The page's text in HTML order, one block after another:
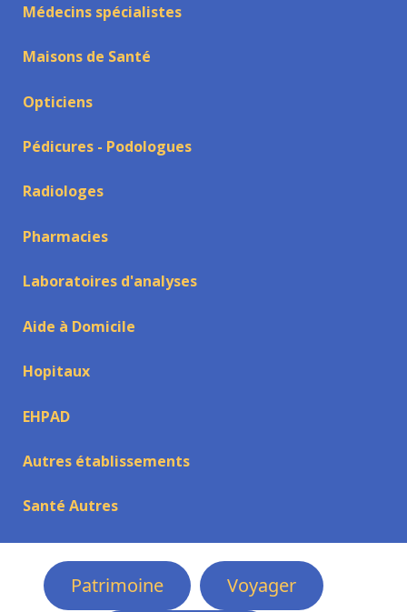
Médecins spécialistes
Maisons de Santé
Opticiens
Pédicures - Podologues
Radiologes
Pharmacies
Laboratoires d'analyses
Aide à Domicile
Hopitaux
EHPAD
Autres établissements
Santé Autres
Patrimoine
Voyager